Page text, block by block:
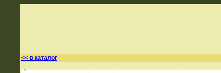
<< в каталог